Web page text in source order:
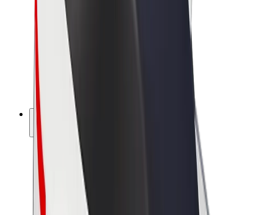
Leveringsbud
Inntekter for leveringsbud
Bolt Food-partnere
Flåter
Franchiser
Bedrift
Karrierer
Om Bolt
Bærekraft hos Bolt
Prosjekt Zero